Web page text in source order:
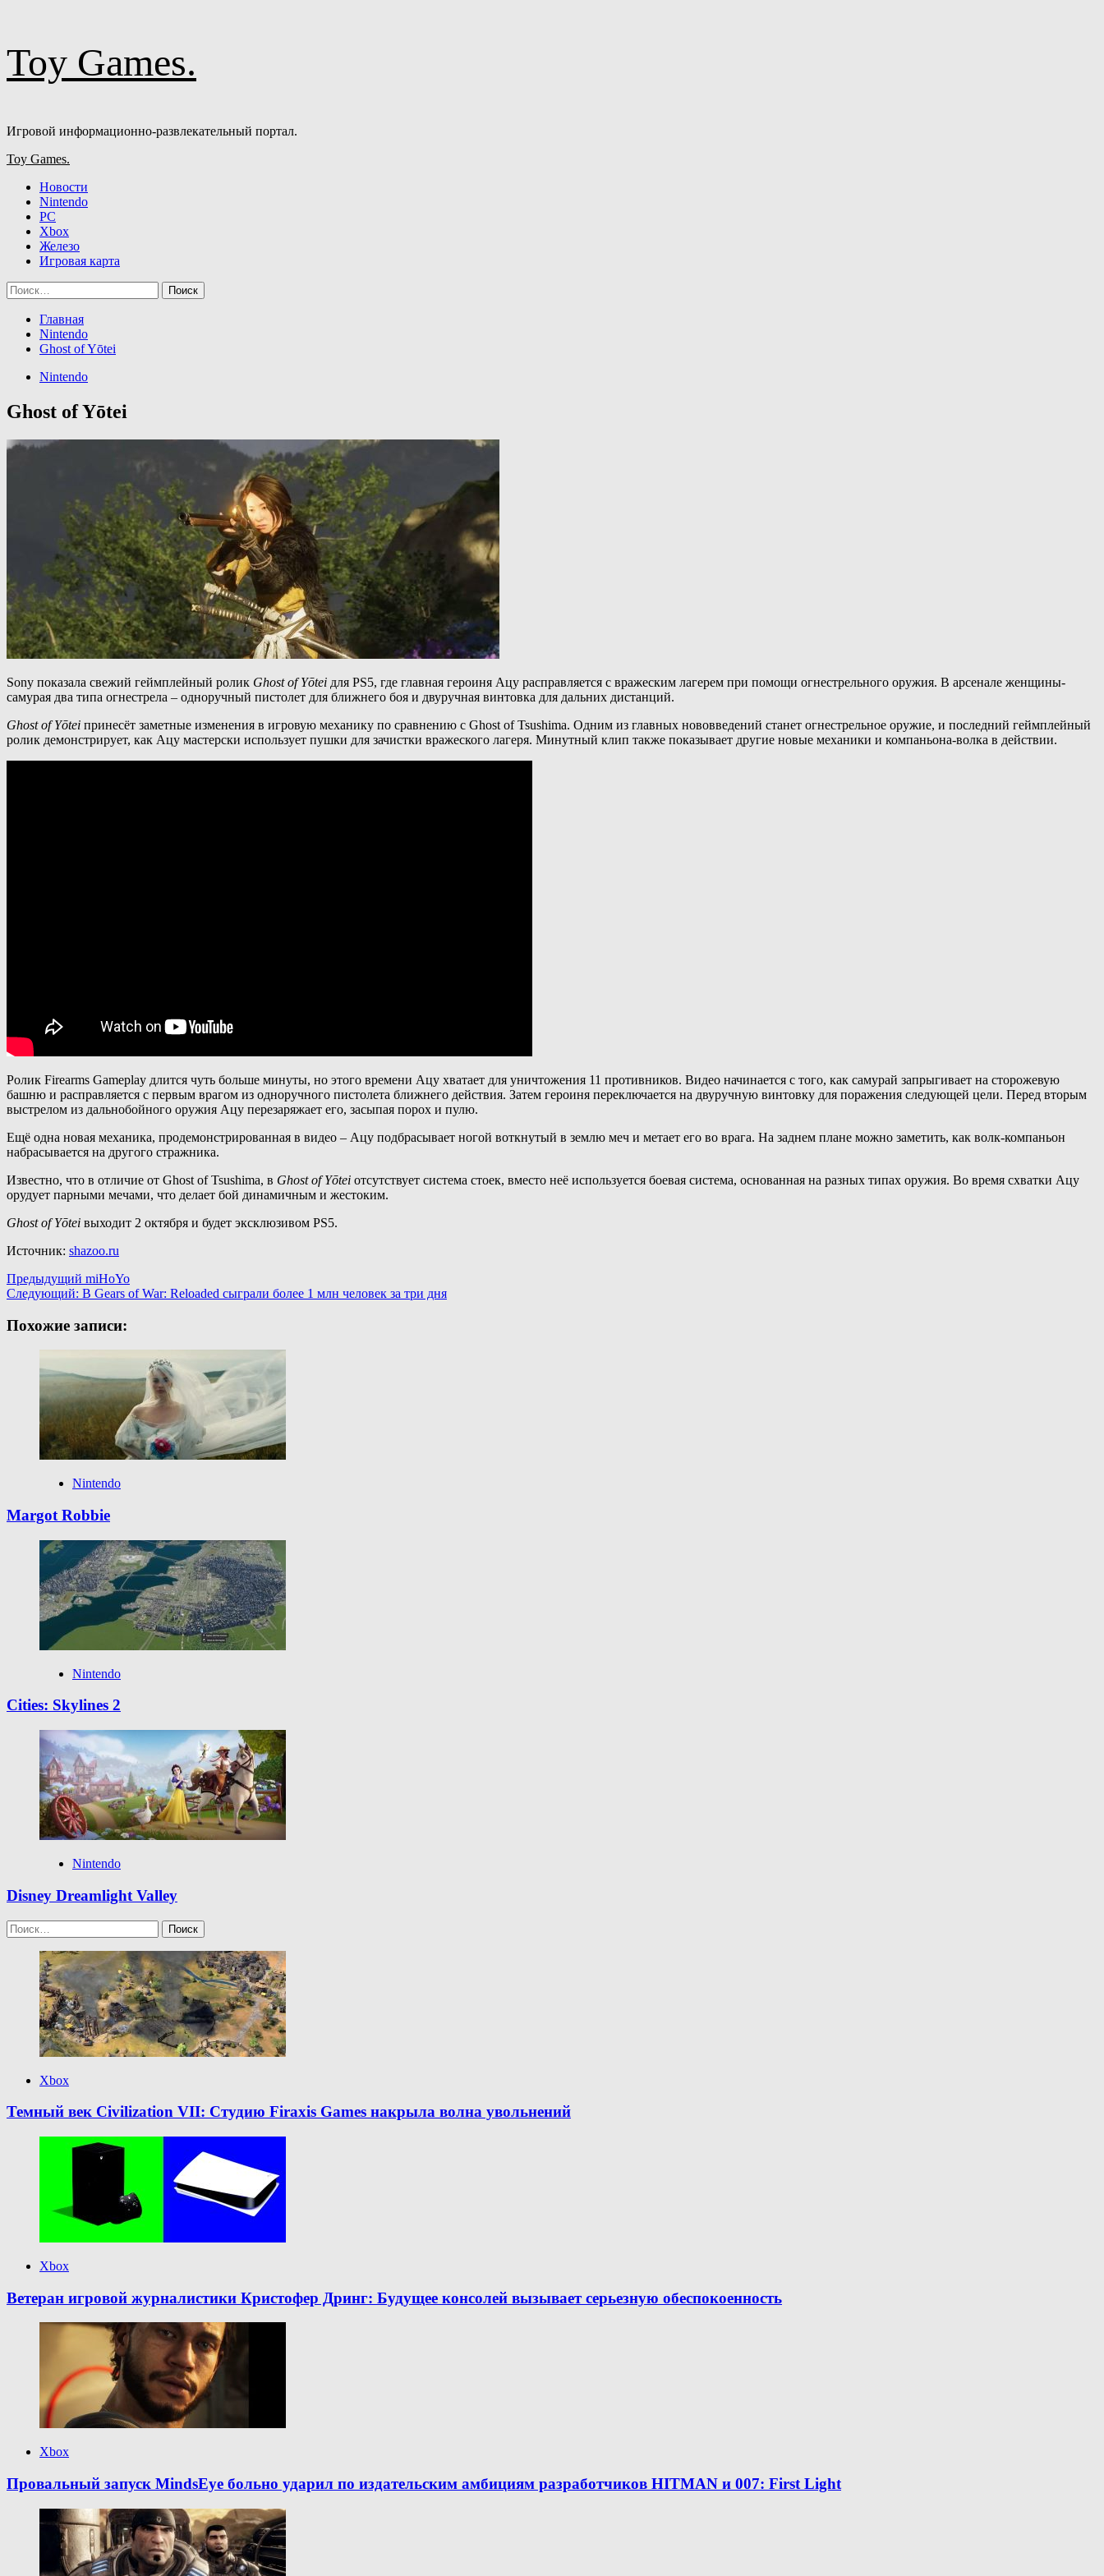
к
содержимому
Toy Games.
Игровой информационно-развлекательный портал.
Основное
Toy Games.
Новости
Nintendo
PC
Xbox
Железо
Игровая карта
Найти:
Главная
Nintendo
Ghost of Yōtei
Nintendo
Ghost of Yōtei
Sony показала свежий геймплейный ролик Ghost of Yōtei для PS5, где главная героиня Ацу расправляется с вражеским лагерем при помощи огнестрельного оружия. В арсенале женщины-
самурая два типа огнестрела – одноручный пистолет для ближнего боя и двуручная винтовка для дальних дистанций.
Ghost of Yōtei принесёт заметные изменения в игровую механику по сравнению с Ghost of Tsushima. Одним из главных нововведений станет огнестрельное оружие, и последний геймплейный
ролик демонстрирует, как Ацу мастерски использует пушки для зачистки вражеского лагеря. Минутный клип также показывает другие новые механики и компаньона-волка в действии.
Ролик Firearms Gameplay длится чуть больше минуты, но этого времени Ацу хватает для уничтожения 11 противников. Видео начинается с того, как самурай запрыгивает на сторожевую
башню и расправляется с первым врагом из одноручного пистолета ближнего действия. Затем героиня переключается на двуручную винтовку для поражения следующей цели. Перед вторым
выстрелом из дальнобойного оружия Ацу перезаряжает его, засыпая порох и пулю.
Ещё одна новая механика, продемонстрированная в видео – Ацу подбрасывает ногой воткнутый в землю меч и метает его во врага. На заднем плане можно заметить, как волк-компаньон
набрасывается на другого стражника.
Известно, что в отличие от Ghost of Tsushima, в Ghost of Yōtei отсутствует система стоек, вместо неё используется боевая система, основанная на разных типах оружия. Во время схватки Ацу
орудует парными мечами, что делает бой динамичным и жестоким.
Ghost of Yōtei выходит 2 октября и будет эксклюзивом PS5.
Источник: shazoo.ru
Навигация
записи
Предыдущий miHoYo
Следующий: В Gears of War: Reloaded сыграли более 1 млн человек за три дня
Похожие записи:
Nintendo
Margot Robbie
Nintendo
Cities: Skylines 2
Nintendo
Disney Dreamlight Valley
Найти:
Xbox
Темный век Civilization VII: Студию Firaxis Games накрыла волна увольнений
Xbox
Ветеран игровой журналистики Кристофер Дринг: Будущее консолей вызывает серьезную обеспокоенность
Xbox
Провальный запуск MindsEye больно ударил по издательским амбициям разработчиков HITMAN и 007: First Light